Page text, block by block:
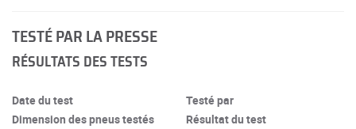
TESTÉ PAR LA PRESSE
RÉSULTATS DES TESTS
Date du test
Testé par
Dimension des pneus testés
Résultat du test